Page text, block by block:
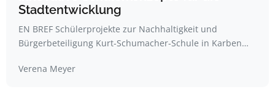
Stadtentwicklung
EN BREF Schülerprojekte zur Nachhaltigkeit und
Bürgerbeteiligung Kurt-Schumacher-Schule in Karben…
Verena Meyer